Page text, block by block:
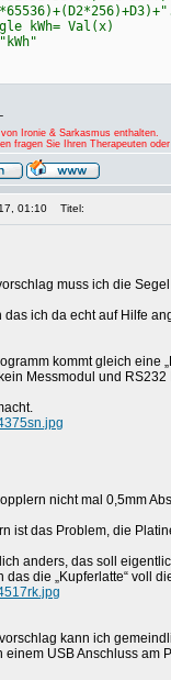
kWh= Val(x)
Ironie & Sarkasmus enthalten.
fragen Sie Ihren Therapeuten
01:10 Titel:
muss ich die
das ich da echt auf Hilfe
kommt gleich eine
Messmodul und
nicht mal 0,5mm
ist das Problem, die
anders, das soll
das die „Kupferlatte“ voll
kann ich
einem USB Anschluss am